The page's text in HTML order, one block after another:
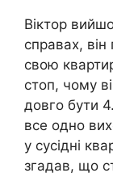
Віктор
справах,
свою
стоп, чому
довго бути
все одно
у сусідні
згадав, що